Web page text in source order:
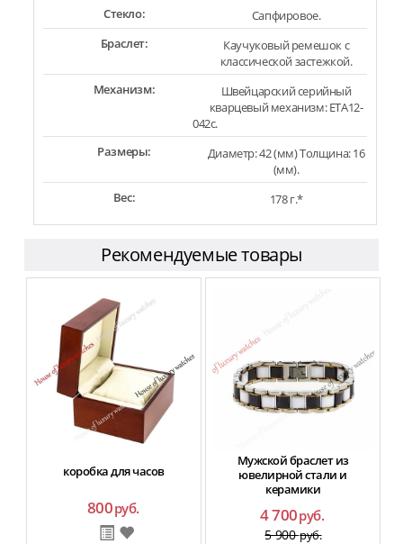
Стекло:
Сапфировое.
Браслет:
Каучуковый ремешок с
классической застежкой.
Механизм:
Швейцарский серийный
кварцевый механизм: ETA12-
042c.
Размеры:
Диаметр: 42 (мм) Толщина: 16
(мм).
Вес:
178 г.*
Рекомендуемые товары
коробка для часов
800руб.
Мужской браслет из
ювелирной стали и
керамики
4 700руб.
5 900руб.